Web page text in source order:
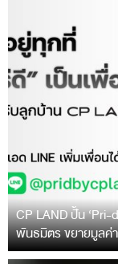
CP LAND ปั้น ‘Pri-
พันธมิตร ขยายมูลค่า